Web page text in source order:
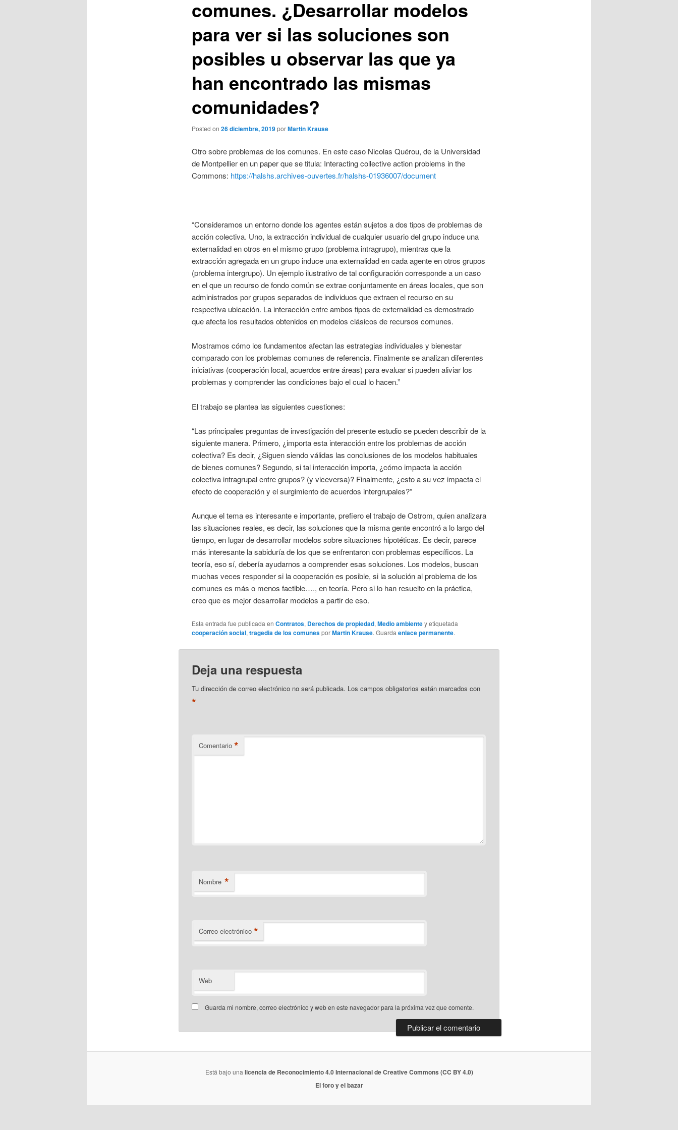
comunes. ¿Desarrollar modelos
para ver si las soluciones son
posibles u observar las que ya
han encontrado las mismas
comunidades?
Posted on 26 diciembre, 2019porMartin Krause
Otro sobre problemas de los comunes. En este caso Nicolas Quérou, de la Universidad
de Montpellier en un paper que se titula: Interacting collective action problems in the
Commons: https://halshs.archives-ouvertes.fr/halshs-01936007/document
“Consideramos un entorno donde los agentes están sujetos a dos tipos de problemas de
acción colectiva. Uno, la extracción individual de cualquier usuario del grupo induce una
externalidad en otros en el mismo grupo (problema intragrupo), mientras que la
extracción agregada en un grupo induce una externalidad en cada agente en otros grupos
(problema intergrupo). Un ejemplo ilustrativo de tal configuración corresponde a un caso
en el que un recurso de fondo común se extrae conjuntamente en áreas locales, que son
administrados por grupos separados de individuos que extraen el recurso en su
respectiva ubicación. La interacción entre ambos tipos de externalidad es demostrado
que afecta los resultados obtenidos en modelos clásicos de recursos comunes.
Mostramos cómo los fundamentos afectan las estrategias individuales y bienestar
comparado con los problemas comunes de referencia. Finalmente se analizan diferentes
iniciativas (cooperación local, acuerdos entre áreas) para evaluar si pueden aliviar los
problemas y comprender las condiciones bajo el cual lo hacen.”
El trabajo se plantea las siguientes cuestiones:
“Las principales preguntas de investigación del presente estudio se pueden describir de la
siguiente manera. Primero, ¿importa esta interacción entre los problemas de acción
colectiva? Es decir, ¿Siguen siendo válidas las conclusiones de los modelos habituales
de bienes comunes? Segundo, si tal interacción importa, ¿cómo impacta la acción
colectiva intragrupal entre grupos? (y viceversa)? Finalmente, ¿esto a su vez impacta el
efecto de cooperación y el surgimiento de acuerdos intergrupales?”
Aunque el tema es interesante e importante, prefiero el trabajo de Ostrom, quien analizara
las situaciones reales, es decir, las soluciones que la misma gente encontró a lo largo del
tiempo, en lugar de desarrollar modelos sobre situaciones hipotéticas. Es decir, parece
más interesante la sabiduría de los que se enfrentaron con problemas específicos. La
teoría, eso sí, debería ayudarnos a comprender esas soluciones. Los modelos, buscan
muchas veces responder si la cooperación es posible, si la solución al problema de los
comunes es más o menos factible…., en teoría. Pero si lo han resuelto en la práctica,
creo que es mejor desarrollar modelos a partir de eso.
Esta entrada fue publicada en Contratos, Derechos de propiedad, Medio ambientey etiquetada
cooperación social, tragedia de los comunesporMartin Krause. Guarda enlace permanente.
Deja una respuesta
Tu dirección de correo electrónico no será publicada. Los campos obligatorios están marcados con
*
Comentario *
Nombre *
Correo electrónico *
Web
Guarda mi nombre, correo electrónico y web en este navegador para la próxima vez que comente.
Está bajo una licencia de Reconocimiento 4.0 Internacional de Creative Commons (CC BY 4.0)
El foro y el bazar